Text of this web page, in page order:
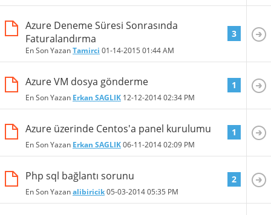
Azure Deneme Süresi Sonrasında
Faturalandırma
En Son YazanTamirci 01-14-2015 01:44 AM
3
Azure VM dosya gönderme
En Son Yazan Erkan SAGLIK 12-12-201402:34 PM
1
Azure üzerinde Centos'a panel kurulumu
En Son Yazan Erkan SAGLIK06-11-201402:09 PM
1
Php sql bağlantı sorunu
En Son Yazanalibiricik05-03-201405:35 PM
2